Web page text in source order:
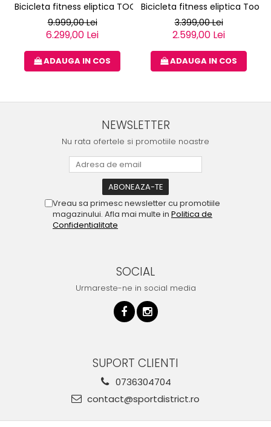
Bicicleta fitness eliptica TOORX ERX-3000
9.999,00 Lei
6.299,00 Lei
ADAUGA IN COS
Bicicleta fitness eliptica Toorx
3.399,00 Lei
2.599,00 Lei
ADAUGA IN COS
NEWSLETTER
Nu rata ofertele si promotiile noastre
Vreau sa primesc newsletter cu promotiile
magazinului. Afla mai multe in Politica de
Confidentialitate
SOCIAL
Urmareste-ne in social media
SUPORT CLIENTI
0736304704
contact@sportdistrict.ro